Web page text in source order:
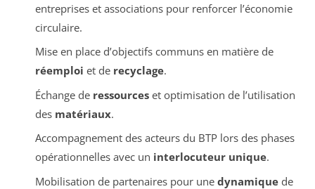
entreprises et associations pour renforcer l’économie
circulaire.
Mise en place d’objectifs communs en matière de
réemploi et de recyclage.
Échange de ressourceset optimisation de l’utilisation
des matériaux.
Accompagnement des acteurs du BTP lors des phases
opérationnelles avec un interlocuteur unique.
Mobilisation de partenaires pour une dynamiquede